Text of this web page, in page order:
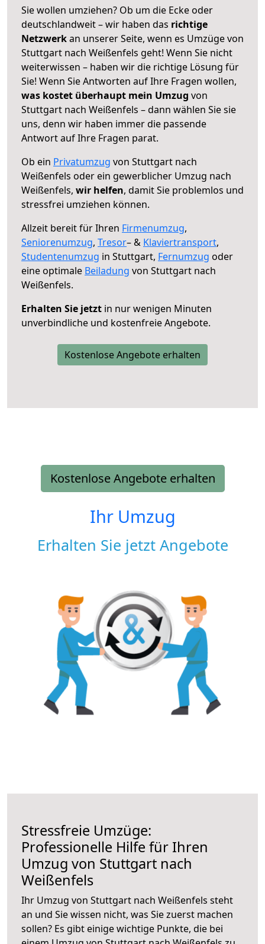
Sie wollen umziehen? Ob um die Ecke oder
deutschlandweit – wir haben das richtige
Netzwerkan unserer Seite, wenn es Umzüge von
Stuttgart nach Weißenfels geht! Wenn Sie nicht
weiterwissen – haben wir die richtige Lösung für
Sie! Wenn Sie Antworten auf Ihre Fragen wollen,
was kostet überhaupt mein Umzug von
Stuttgart nach Weißenfels – dann wählen Sie sie
uns, denn wir haben immer die passende
Antwort auf Ihre Fragen parat.
Ob ein Privatumzug von Stuttgart nach
Weißenfels oder ein gewerblicher Umzug nach
Weißenfels, wir helfen, damit Sie problemlos und
stressfrei umziehen können.
Allzeit bereit für Ihren Firmenumzug,
Seniorenumzug, Tresor– & Klaviertransport,
Studentenumzug in Stuttgart, Fernumzug oder
eine optimale Beiladung von Stuttgart nach
Weißenfels.
Erhalten Sie jetzt in nur wenigen Minuten
unverbindliche und kostenfreie Angebote.
Kostenlose Angebote erhalten
Kostenlose Angebote erhalten
Ihr Umzug
Erhalten Sie jetzt Angebote
Stressfreie Umzüge:
Professionelle Hilfe für Ihren
Umzug von Stuttgart nach
Weißenfels
Ihr Umzug von Stuttgart nach Weißenfels steht
an und Sie wissen nicht, was Sie zuerst machen
sollen? Es gibt einige wichtige Punkte, die bei